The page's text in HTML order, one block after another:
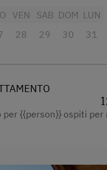
ghiaccio
VEN
28
SAB
29
DOM
30
LUN
31
per {{person}} ospiti per